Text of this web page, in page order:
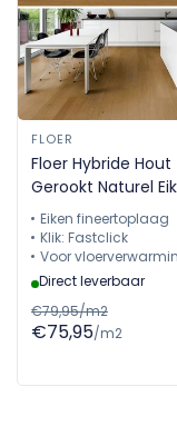
FLOER
Floer Hybride Hout
Gerookt Naturel
Subtiel FLR-5008
Eiken fineertoplaag
Klik: Fastclick
Voor
Direct leverbaar
€79,95/m2
€75,95/m2